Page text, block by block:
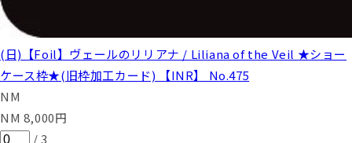
(日)【Foil】ヴェールのリリアナ / Liliana of the Veil ★ショー
ケース枠★(旧枠加工カード) 【INR】 No.475
NM
NM 8,000円
/3